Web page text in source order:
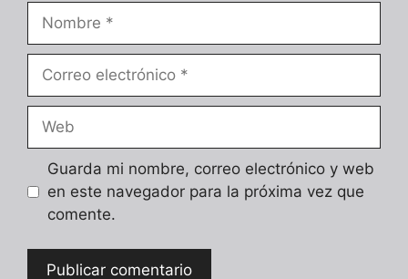
electrónico
Guarda mi nombre, correo electrónico y web
en este navegador para la próxima vez que
comente.